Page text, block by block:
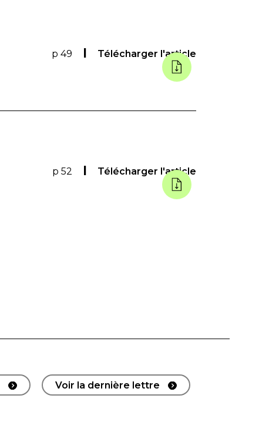
p 49 Télécharger l'article
p 52 Télécharger l'article
Voir la dernière lettre